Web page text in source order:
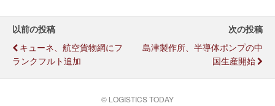
以前の投稿
キューネ、航空貨物網にフ
ランクフルト追加
次の投稿
島津製作所、半導体ポンプの中
国生産開始
© LOGISTICS TODAY